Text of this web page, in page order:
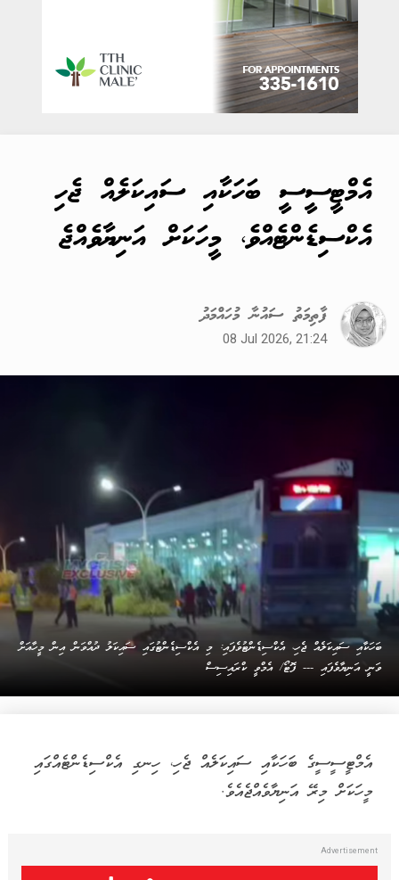
އެމްޓީސީސީ ބަހަކާއި ސައިކަލެއް ޖެހި
އެކްސިޑެންޓެއްވެ، މީހަކަށް އަނިޔާވެއްޖެ
ފާތިމަތު ސައުނާ މުހައްމަދު
08 Jul 2026, 21:24
ބަހަކާއި ސައިކަލެއް ޖެހި، އެކްސިޑެންޓުވެފައި: މި އެކްސިޑެންޓުގައި ސައިކަލު ދުއްވަން އިން މީހާއަށް
ވަނީ އަނިޔާވެފައި --- ފޮޓޯ/ އެމްވީ ކްރައިސިސް
އެމްޓީސީސީގެ ބަހަކާއި ސައިކަލެއް ޖެހި، ހިނގި އެކްސިޑެންޓެއްގައި
މީހަކަށް މިރޭ އަނިޔާވެއްޖެއެވެ.